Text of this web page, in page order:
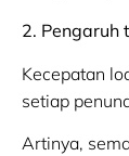
2. Pengaruh
Kecepatan
setiap
Artinya,